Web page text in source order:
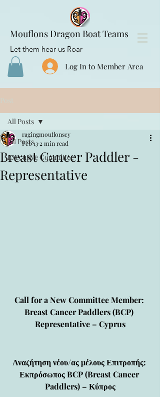
Mouflons Dragon Boat Teams
Let them hear us Roar
Log In to Member Area
Post
All Posts
Executive Committee
All Posts
Breast Cancer Paddler -
Representative
ragingmouflonscy
Feb 13 2 min read
Call for a New Committee Member:
Breast Cancer Paddlers (BCP)
Representative – Cyprus
Αναζήτηση νέου/ας μέλους Επιτροπής:
Εκπρόσωπος BCP (Breast Cancer
Paddlers) – Κύπρος